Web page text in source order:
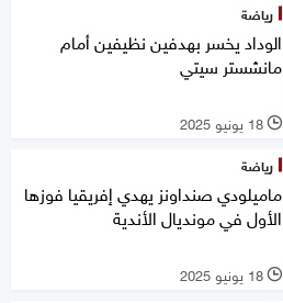
رياضة
الوداد يخسر بهدفين نظيفين أمام
مانشستر سيتي
l 18 يونيو 2025
رياضة
ماميلودي صنداونز يهدي إفريقيا فوزها
الأول في مونديال الأندية
l 18 يونيو 2025